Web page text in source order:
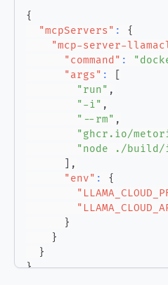
{
"mcpServers" :
{
"mcp-server-
"command" :
"args" :
"run" ,
"-i" ,
"--rm" ,
"ghcr.io/
"node ./build/
,
"env" :
{
}
}
}
}